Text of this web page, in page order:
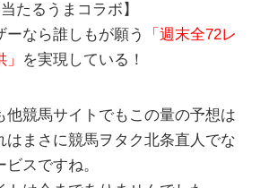
たるうまコラボ】
なら誰しもが願う
「週末全72レ
を実現している！
競馬サイトでもこの量の予想は
はまさに競馬ヲタク北条直人でな
スですね。